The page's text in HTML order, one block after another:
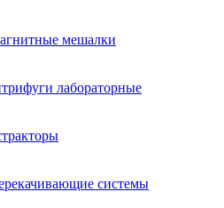
мешалки
лабораторные
системы